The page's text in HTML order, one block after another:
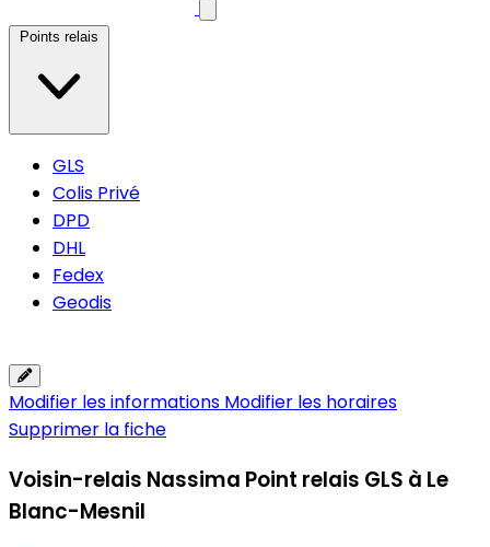
GLS
Colis Privé
DPD
DHL
Fedex
Geodis
Modifier les informations Modifier les horaires
Supprimer la fiche
Voisin-relais Nassima Point relais GLS à Le
Blanc-Mesnil